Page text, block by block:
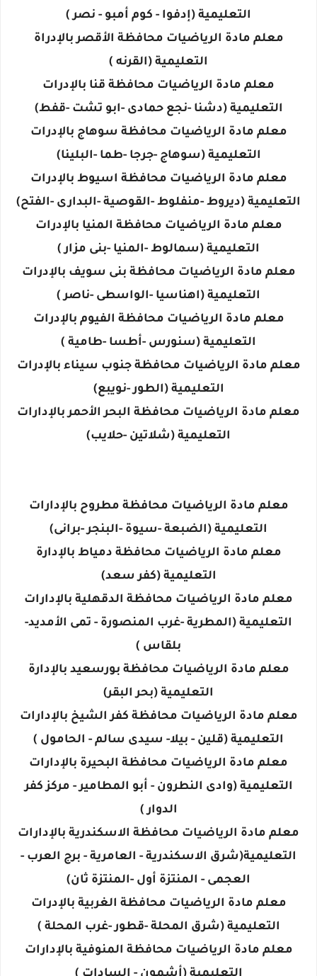
التعليمية (إدفوا - كوم أمبو - نصر )
معلم مادة الرياضيات محافظة الأقصر بالإدراة
التعليمية (القرنه )
معلم مادة الرياضيات محافظة قنا بالإدرات
التعليمية (دشنا -نجع حمادى -ابو تشت -قفط)
معلم مادة الرياضيات محافظة سوهاج بالإدرات
التعليمية (سوهاج -جرجا -طما -البلينا)
معلم مادة الرياضيات محافظة اسيوط بالإدرات
التعليمية (ديروط -منفلوط -القوصية -البدارى -الفتح)
معلم مادة الرياضيات محافظة المنيا بالإدرات
التعليمية (سمالوط -المنيا -بنى مزار )
معلم مادة الرياضيات محافظة بنى سويف بالإدرات
التعليمية (اهناسيا -الواسطى -ناصر )
معلم مادة الرياضيات محافظة الفيوم بالإدرات
التعليمية (سنورس -أطسا -طامية )
معلم مادة الرياضيات محافظة جنوب سيناء بالإدرات
التعليمية (الطور -نويبع)
معلم مادة الرياضيات محافظة البحر الأحمر بالإدارات
التعليمية (شلاتين -حلايب)
معلم مادة الرياضيات محافظة مطروح بالإدارات
التعليمية (الضبعة -سيوة -البنجر -برانى)
معلم مادة الرياضيات محافظة دمياط بالإدارة
التعليمية (كفر سعد)
معلم مادة الرياضيات محافظة الدقهلية بالإدارات
التعليمية (المطرية -غرب المنصورة - تمى الأمديد-
بلقاس )
معلم مادة الرياضيات محافظة بورسعيد بالإدارة
التعليمية (بحر البقر)
معلم مادة الرياضيات محافظة كفر الشيخ بالإدارات
التعليمية (قلين - بيلا- سيدى سالم - الحامول )
معلم مادة الرياضيات محافظة البحيرة بالإدارات
التعليمية (وادى النطرون - أبو المطامير - مركز كفر
الدوار )
معلم مادة الرياضيات محافظة الاسكندرية بالإدارات
التعليمية(شرق الاسكندرية - العامرية - برج العرب -
العجمى - المنتزة أول -المنتزة ثان)
معلم مادة الرياضيات محافظة الغربية بالإدرات
التعليمية (شرق المحلة -قطور -غرب المحلة )
معلم مادة الرياضيات محافظة المنوفية بالإدارات